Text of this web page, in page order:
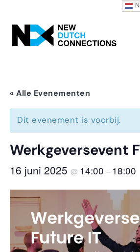
« Alle Evenementen
Dit evenement is voorbij.
Werkgeversevent
16 juni 2025 @ 14:00 – 18:00